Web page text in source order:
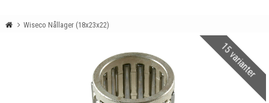
Wiseco Nållager (18x23x22)
15 varianter